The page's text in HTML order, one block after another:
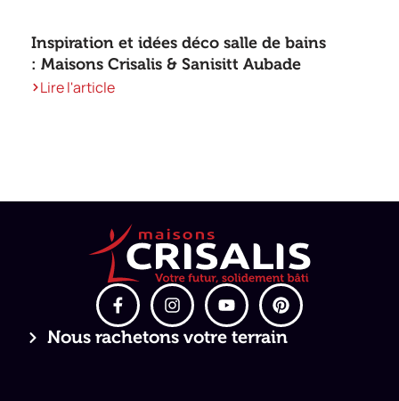
Inspiration et idées déco salle de bains
: Maisons Crisalis & Sanisitt Aubade
Lire l'article
Nous rachetons votre terrain